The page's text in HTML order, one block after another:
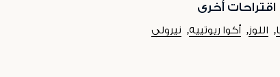
اقتراحات أخرى
اللوز أكوا ريوتييه نيرولي